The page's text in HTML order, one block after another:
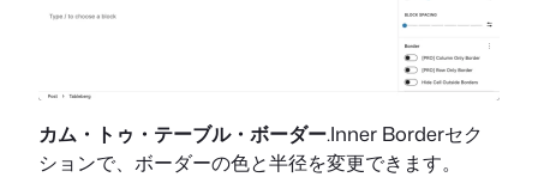
カム・トゥ・テーブル・ボーダー.Inner Borderセク
ションで、ボーダーの色と半径を変更できます。